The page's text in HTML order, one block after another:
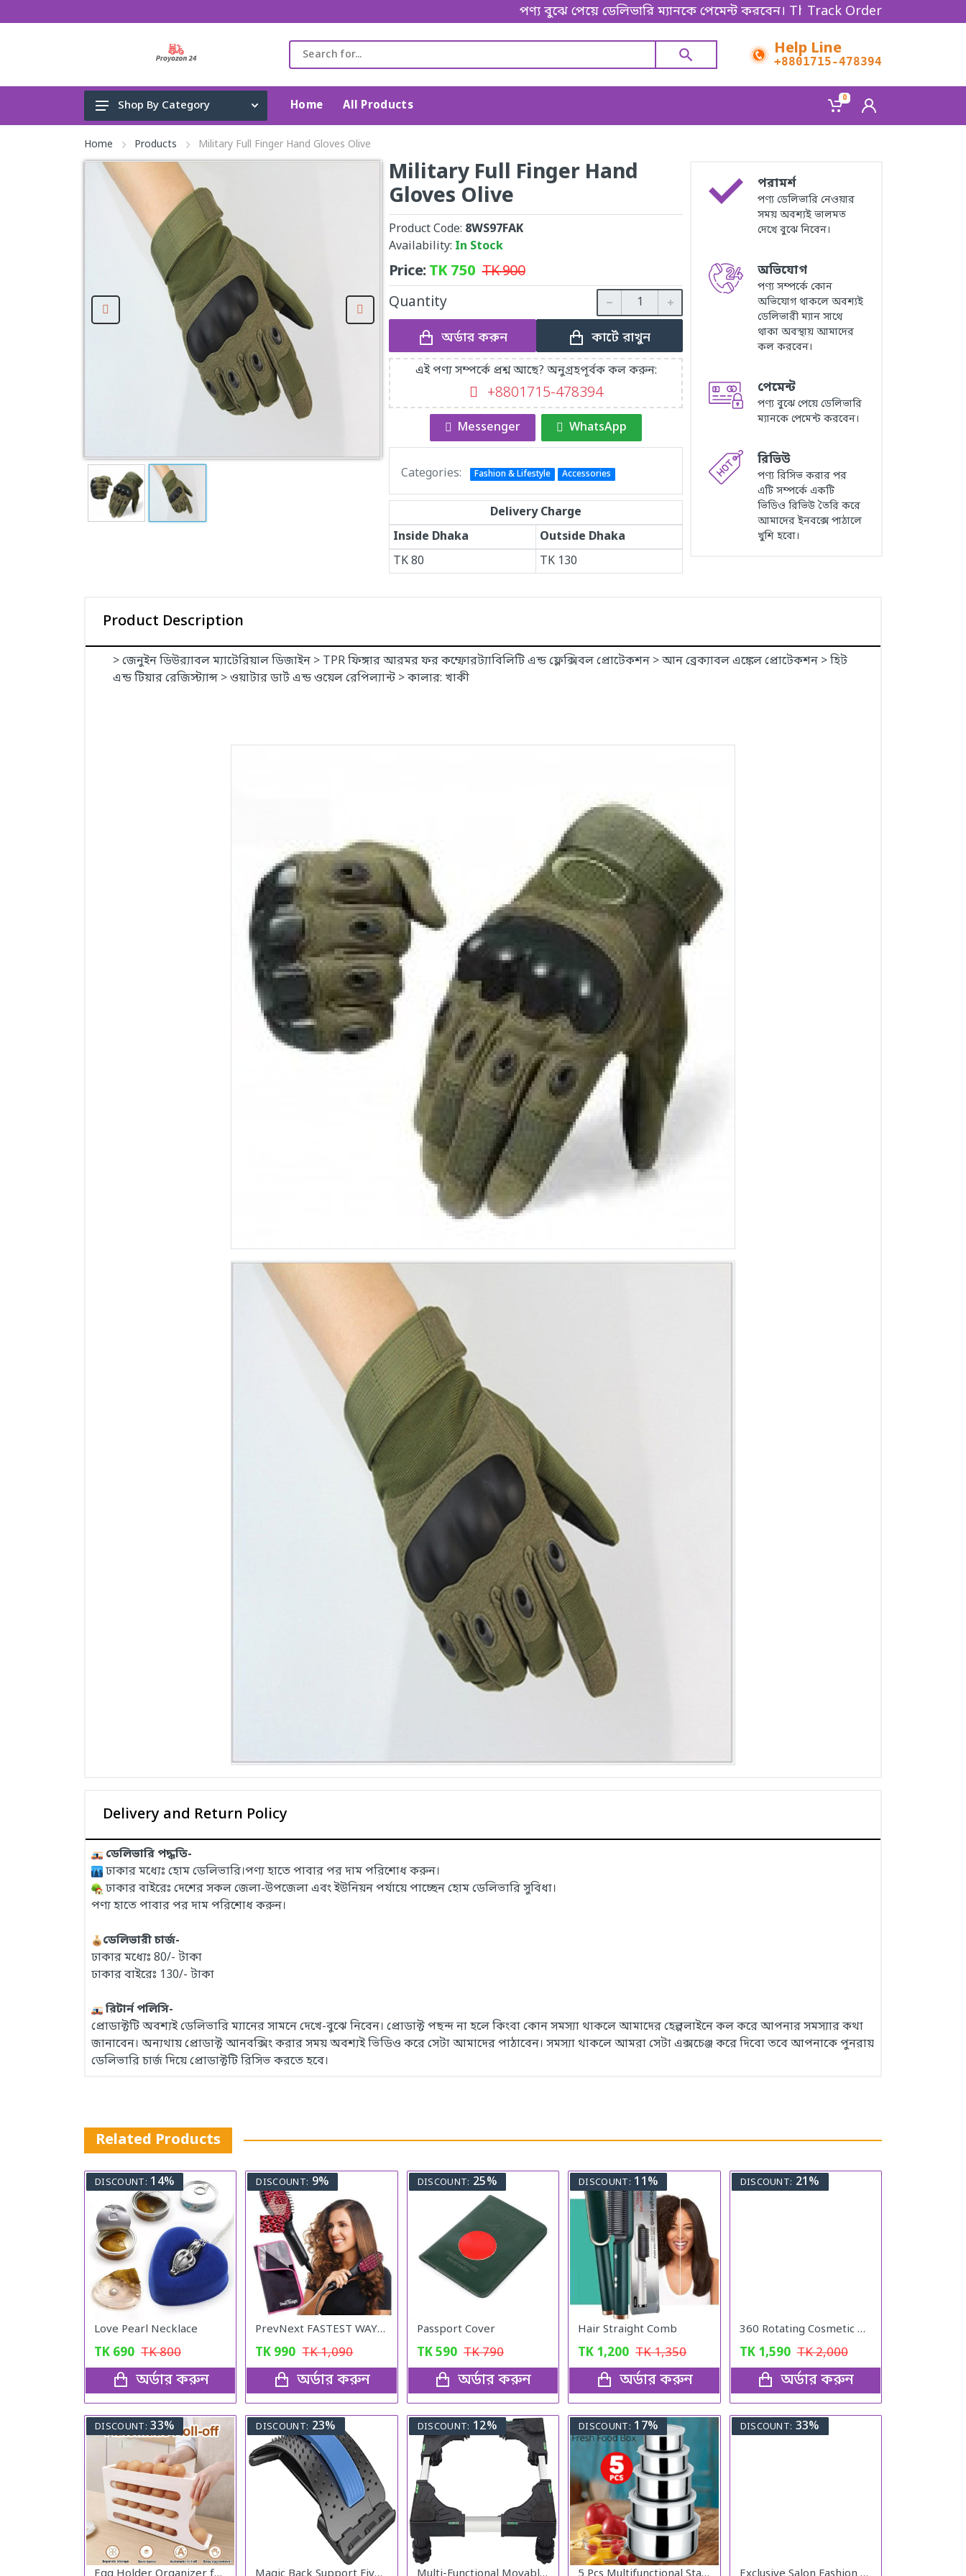
পণ্য বুঝে পেয়ে ডেলিভারি ম্যানকে পেমেন্ট করবেন। Thanks for shopping!
Track Order
Help Line
+8801715-478394
Gadget & Electronics
Cleaning Supplies
Toys, Kids & Baby
Accessories
Home Appliance
Fashion & Lifestyle
Health & Beauty
View All Categories
Shop By Category Home All Products
0
Home Products Military Full Finger Hand Gloves Olive
Military Full Finger Hand
Gloves Olive
Product Code: 8WS97FAK
Availability: In Stock
Price:TK750 TK900
Quantity
অর্ডার করুন কার্টে রাখুন
এই পণ্য সম্পর্কে প্রশ্ন আছে? অনুগ্রহপূর্বক কল করুন:
+8801715-478394
Messenger WhatsApp
Categories: Fashion & Lifestyle Accessories
Delivery Charge
Inside Dhaka
Outside Dhaka
TK80 TK 130
পরামর্শ
পণ্য ডেলিভারি নেওয়ার
সময় অবশ্যই ভালমত
দেখে বুঝে নিবেন।
অভিযোগ
পণ্য সম্পর্কে কোন
অভিযোগ থাকলে অবশ্যই
ডেলিভারী ম্যান সাথে
থাকা অবস্থায় আমাদের
কল করবেন।
পেমেন্ট
পণ্য বুঝে পেয়ে ডেলিভারি
ম্যানকে পেমেন্ট করবেন।
রিভিউ
পণ্য রিসিভ করার পর
এটি সম্পর্কে একটি
ভিডিও রিভিউ তৈরি করে
আমাদের ইনবক্সে পাঠালে
খুশি হবো।
Product Description
> জেনুইন ডিউর‍্যাবল ম্যাটেরিয়াল ডিজাইন > TPR ফিঙ্গার আরমর ফর কম্ফোরট্যাবিলিটি এন্ড ফ্লেক্সিবল প্রোটেকশন > আন ব্রেক্যাবল এঙ্কেল প্রোটেকশন > হিট
এন্ড টিয়ার রেজিস্ট্যান্স > ওয়াটার ডার্ট এন্ড ওয়েল রেপিল্যান্ট > কালার: খাকী
Delivery and Return Policy
ডেলিভারি পদ্ধতি-
ঢাকার মধ্যেঃ হোম ডেলিভারি।পণ্য হাতে পাবার পর দাম পরিশোধ করুন।
ঢাকার বাইরেঃ দেশের সকল জেলা-উপজেলা এবং ইউনিয়ন পর্যায়ে পাচ্ছেন হোম ডেলিভারি সুবিধা।
পণ্য হাতে পাবার পর দাম পরিশোধ করুন।
ডেলিভারী চার্জ-
ঢাকার মধ্যেঃ 80/- টাকা
ঢাকার বাইরেঃ 130/- টাকা
রিটার্ন পলিসি-
প্রোডাক্টটি অবশ্যই ডেলিভারি ম্যানের সামনে দেখে-বুঝে নিবেন। প্রোডাক্ট পছন্দ না হলে কিংবা কোন সমস্যা থাকলে আমাদের হেল্পলাইনে কল করে আপনার সমস্যার কথা
জানাবেন। অন্যথায় প্রোডাক্ট আনবক্সিং করার সময় অবশ্যই ভিডিও করে সেটা আমাদের পাঠাবেন। সমস্যা থাকলে আমরা সেটা এক্সচেঞ্জ করে দিবো তবে আপনাকে পুনরায়
ডেলিভারি চার্জ দিয়ে প্রোডাক্টটি রিসিভ করতে হবে।
Related Products
DISCOUNT: 14%
Love Pearl Necklace
TK 690 TK800
অর্ডার করুন
DISCOUNT: 9%
PrevNext FASTEST WAY TO STRAIGHTEN YOUR HAIR
TK 990 TK1,090
অর্ডার করুন
DISCOUNT: 25%
Passport Cover
TK590 TK790
অর্ডার করুন
DISCOUNT: 11%
Hair Straight Comb
TK 1,200 TK1,350
অর্ডার করুন
DISCOUNT: 21%
360 Rotating Cosmetic Organizer
TK 1,590 TK2,000
অর্ডার করুন
DISCOUNT: 33% DISCOUNT: 23% DISCOUNT: 12% DISCOUNT: 17% DISCOUNT: 33%